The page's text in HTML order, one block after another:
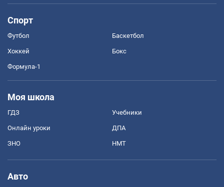
Спорт
Футбол Баскетбол
Хоккей Бокс
Формула-1
Моя школа
ГДЗ Учебники
Онлайн уроки ДПА
ЗНО НМТ
Авто